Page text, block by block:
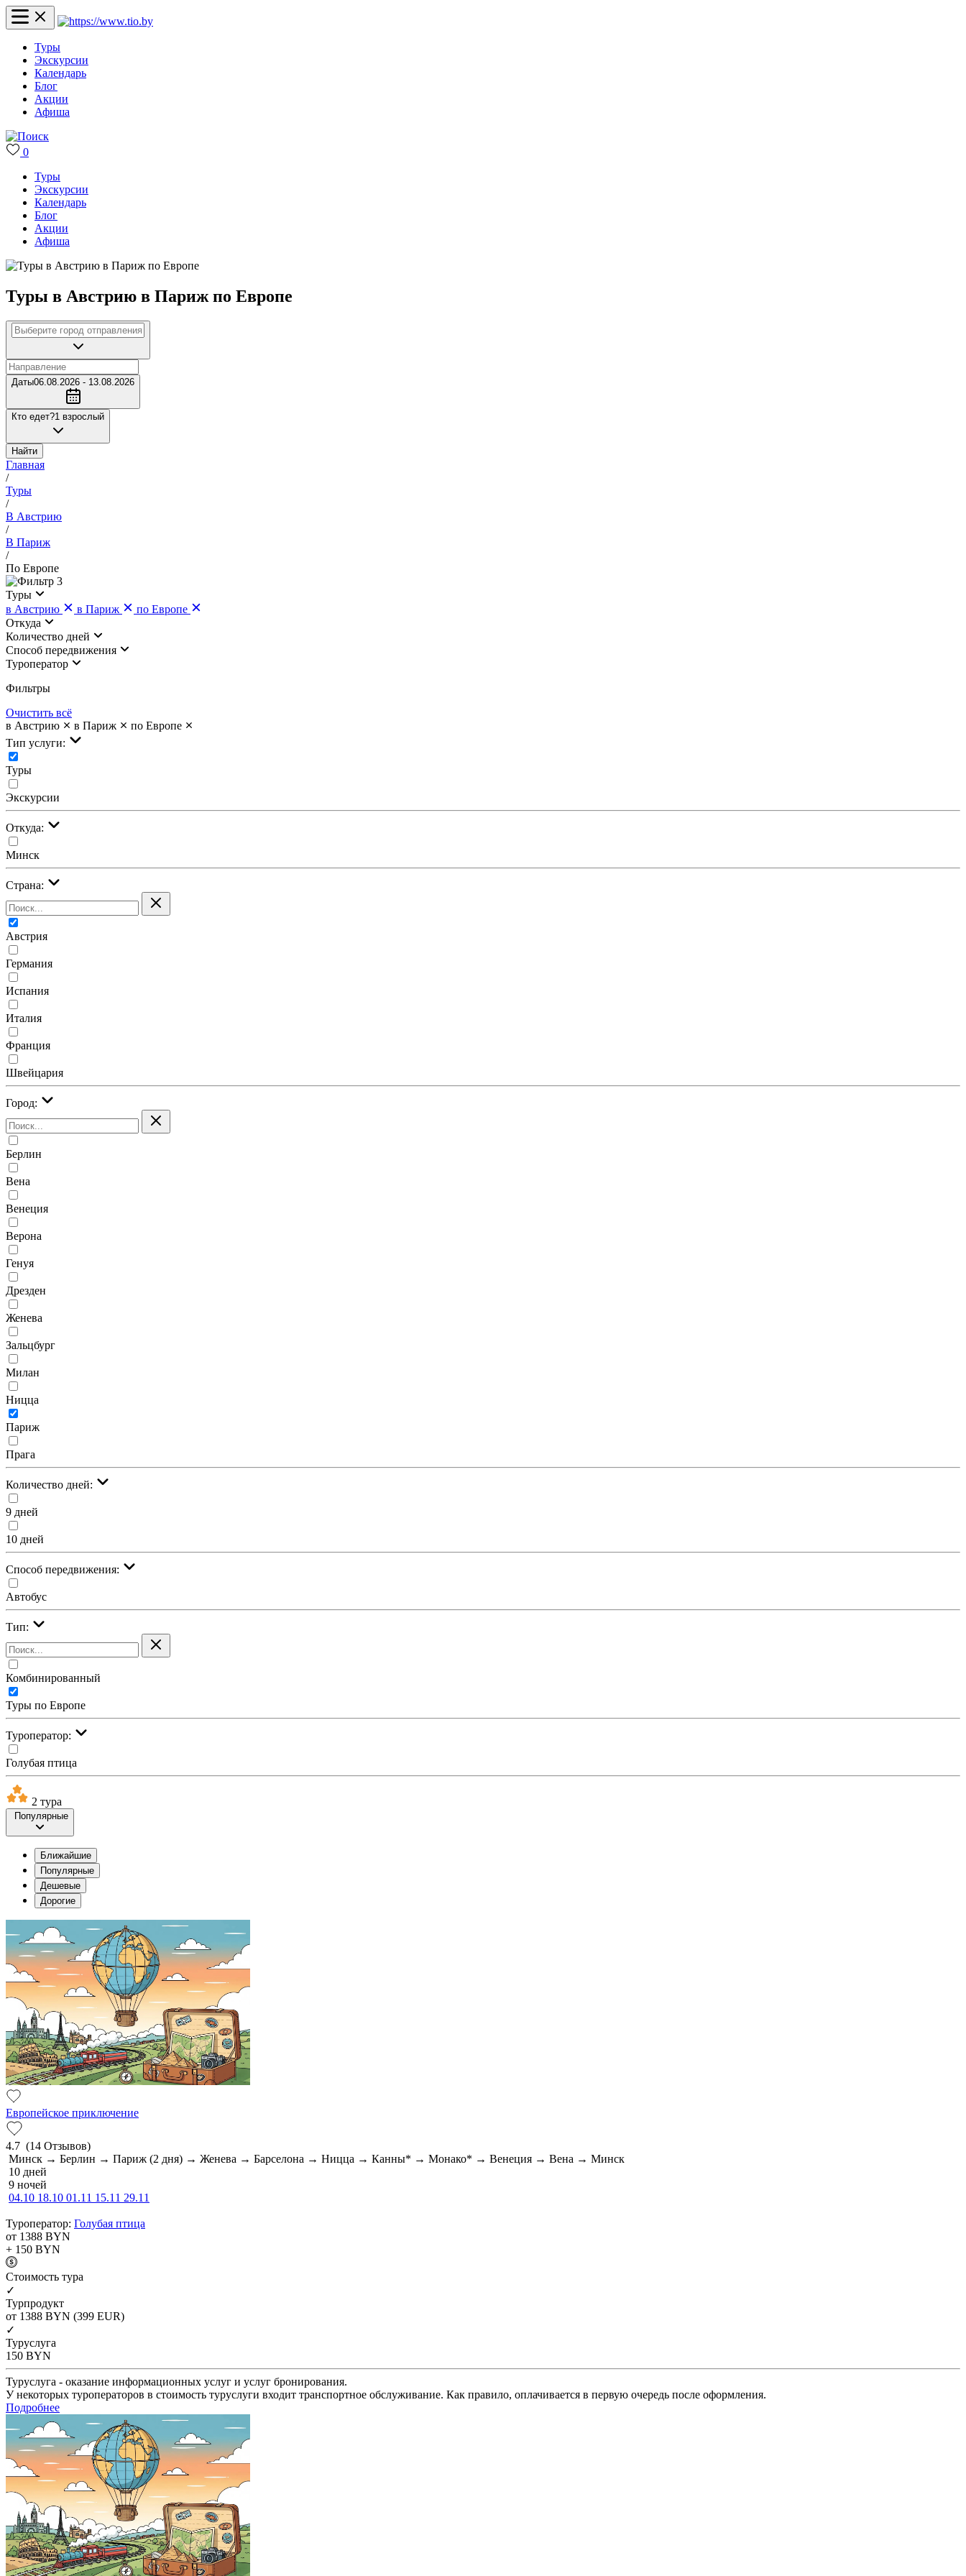
Туры
Экскурсии
Календарь
Блог
Акции
Афиша
0
Туры
Экскурсии
Календарь
Блог
Акции
Афиша
Туры в Австрию в Париж по Европе
Даты06.08.2026 - 13.08.2026
Кто едет?1 взрослый
Найти
Главная
/
Туры
/
В Австрию
/
В Париж
/
По Европе
3
Туры
в Австрию
в Париж
по Европе
Откуда
Количество дней
Cпособ передвижения
Туроператор
Фильтры
Очистить всё
в Австрию
в Париж
по Европе
Тип услуги:
Туры
Экскурсии
Откуда:
Минск
Страна:
Австрия
Германия
Испания
Италия
Франция
Швейцария
Город:
Берлин
Вена
Венеция
Верона
Генуя
Дрезден
Женева
Зальцбург
Милан
Ницца
Париж
Прага
Количество дней:
9 дней
10 дней
Cпособ передвижения:
Автобус
Тип:
Комбинированный
Туры по Европе
Туроператор:
Голубая птица
2 тура
Популярные
Ближайшие
Популярные
Дешевые
Дорогие
Европейское приключение
4.7 (14 Отзывов)
Минск → Берлин → Париж (2 дня) → Женева → Барселона → Ницца → Канны* → Монако* → Венеция → Вена → Минск
10 дней
9 ночей
04.10 18.10 01.11 15.11 29.11
Туроператор: Голубая птица
от 1388 BYN
+ 150 BYN
Cтоимость тура
✓
Турпродукт
от 1388 BYN (399 EUR)
✓
Туруслуга
150 BYN
Туруслуга - оказание информационных услуг и услуг бронирования.
У некоторых туроператоров в стоимость туруслуги входит транспортное обслуживание. Как правило, оплачивается в первую очередь после оформления.
Подробнее